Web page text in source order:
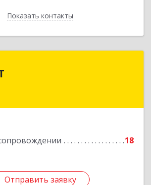
Показать контакты
Назад
18
Отправить заявку
край, Кисловодск г,
Отправить заявку